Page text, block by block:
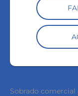
Sobrado comercial